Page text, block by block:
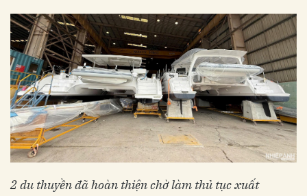
2 du thuyền đã hoàn thiện chờ làm thủ tục xuất